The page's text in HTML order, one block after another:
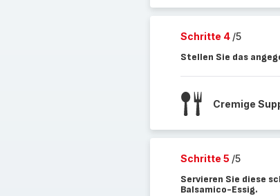
Schritte 4 /5
Stellen Sie das
Cremige
Schritte 5 /5
Servieren Sie diese
Balsamico-Essig.